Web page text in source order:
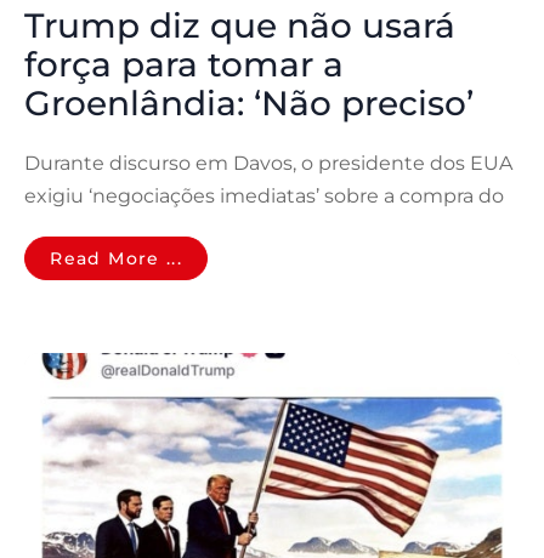
Trump diz que não usará
força para tomar a
Groenlândia: ‘Não preciso’
Durante discurso em Davos, o presidente dos EUA
exigiu ‘negociações imediatas’ sobre a compra do
Read More ...